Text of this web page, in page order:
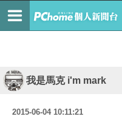
我是馬克 i'm mark
2015-06-04 10:11:21